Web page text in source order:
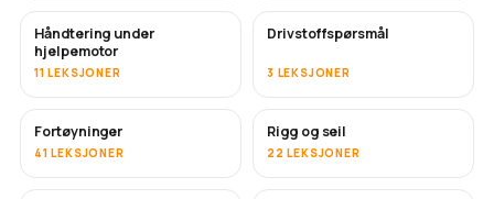
Håndtering under
hjelpemotor
11 LEKSJONER
Drivstoffspørsmål
3 LEKSJONER
Fortøyninger
41 LEKSJONER
Rigg og seil
22 LEKSJONER